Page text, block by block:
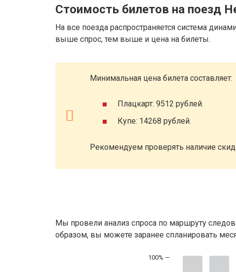
Стоимость билетов на поезд
На все поезда распространяется система
выше спрос, тем выше и цена на билеты.
Минимальная цена билета составляет:
Плацкарт: 9512 рублей.
Купе: 14268 рублей.
Рекомендуем проверять наличие
Мы провели анализ спроса по маршруту
образом, вы можете заранее спланировать